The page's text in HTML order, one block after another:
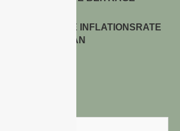
TREIBEN DIE INFLATIONSRATE
IM JULI 2026 AN